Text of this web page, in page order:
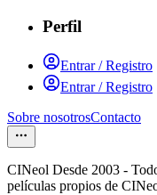
Perfil
Entrar / Registro
Entrar / Registro
Sobre nosotrosContacto
CINeol Desde 2003 -
películas propios de